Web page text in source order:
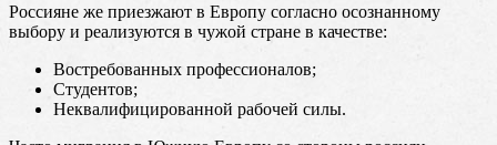
Россияне же приезжают в Европу согласно осознанному
выбору и реализуются в чужой стране в качестве:
Востребованных профессионалов;
Студентов;
Неквалифицированной рабочей силы.